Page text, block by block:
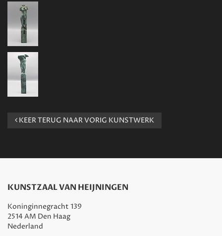
KEER TERUG NAAR VORIG KUNSTWERK
KUNSTZAAL VAN HEIJNINGEN
Koninginnegracht 139
2514 AM Den Haag
Nederland